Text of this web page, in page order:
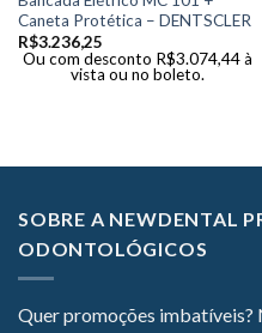
Caneta Protética – DENTSCLER
R$3.236,25
Ou com desconto R$3.074,44 à
vista ou no boleto.
SOBRE A NEWDENTAL
ODONTOLÓGICOS
Quer promoções imbatíveis?